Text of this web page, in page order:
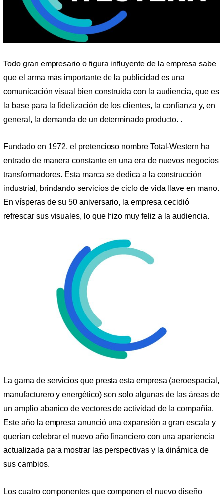
Todo gran empresario o figura influyente de la empresa sabe
que el arma más importante de la publicidad es una
comunicación visual bien construida con la audiencia, que es
la base para la fidelización de los clientes, la confianza y, en
general, la demanda de un determinado producto. .
Fundado en 1972, el pretencioso nombre Total-Western ha
entrado de manera constante en una era de nuevos negocios
transformadores. Esta marca se dedica a la construcción
industrial, brindando servicios de ciclo de vida llave en mano.
En vísperas de su 50 aniversario, la empresa decidió
refrescar sus visuales, lo que hizo muy feliz a la audiencia.
La gama de servicios que presta esta empresa (aeroespacial,
manufacturero y energético) son solo algunas de las áreas de
un amplio abanico de vectores de actividad de la compañía.
Este año la empresa anunció una expansión a gran escala y
querían celebrar el nuevo año financiero con una apariencia
actualizada para mostrar las perspectivas y la dinámica de
sus cambios.
Los cuatro componentes que componen el nuevo diseño